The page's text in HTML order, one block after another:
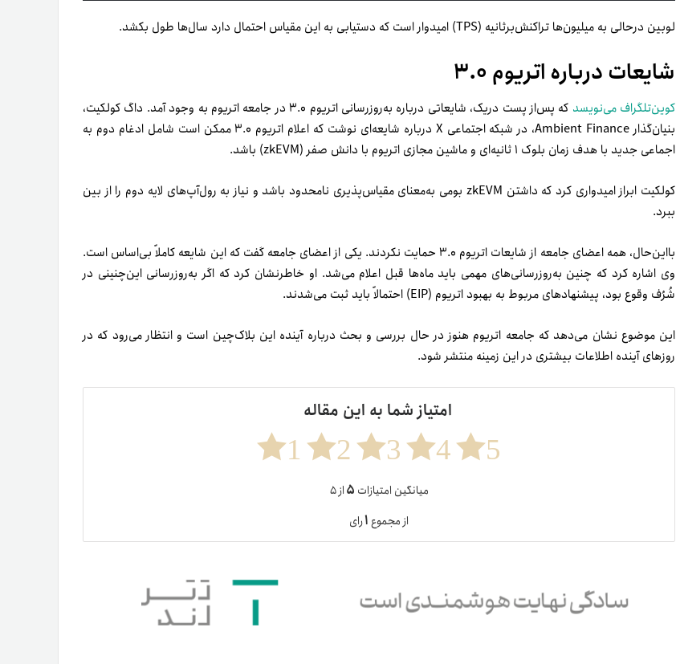
لوبین درحالی به میلیون‌ها تراکنش‌برثانیه (TPS) امیدوار است که دستیابی به این مقیاس احتمال دارد سال‌ها طول بکشد.
شایعات درباره اتریوم ۳.۰
کوین‌تلگراف می‌نویسد
که پس‌از پست دریک، شایعاتی درباره به‌روزرسانی اتریوم ۳.۰ در جامعه اتریوم به وجود آمد. داگ کولکیت،
بنیان‌گذار Ambient Finance، در شبکه اجتماعی X درباره شایعه‌ای نوشت که اعلام اتریوم ۳.۰ ممکن است شامل ادغام دوم به
اجماعی جدید با هدف زمان بلوک ۱ ثانیه‌ای و ماشین مجازی اتریوم با دانش صفر (zkEVM) باشد.
کولکیت ابراز امیدواری کرد که داشتن zkEVM بومی به‌معنای مقیاس‌پذیری نامحدود باشد و نیاز به رول‌آپ‌های لایه دوم را از بین
ببرد.
با‌این‌حال، همه اعضای جامعه از شایعات اتریوم ۳.۰ حمایت نکردند. یکی از اعضای جامعه گفت که این شایعه کاملاً بی‌اساس است.
وی اشاره کرد که چنین به‌روزرسانی‌های مهمی باید ماه‌ها قبل اعلام می‌شد. او خاطرنشان کرد که اگر به‌روزرسانی این‌چنینی در
شُرُف وقوع بود، پیشنهادهای مربوط به بهبود اتریوم (EIP) احتمالاً باید ثبت می‌شدند.
این موضوع نشان می‌دهد که جامعه اتریوم هنوز در حال بررسی و بحث درباره آینده این بلاک‌چین است و انتظار می‌رود که در
روزهای آینده اطلاعات بیشتری در این زمینه منتشر شود.
امتیاز شما به این مقاله
5
4
3
2
1
میانگین امتیازات ۵از ۵
از مجموع۱رای